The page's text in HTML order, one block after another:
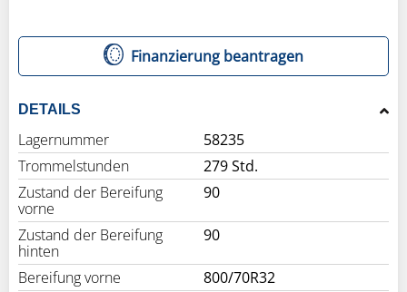
Finanzierung beantragen
DETAILS
Lagernummer
58235
Trommelstunden
279 Std.
Zustand der Bereifung
vorne
90
Zustand der Bereifung
hinten
90
Bereifung vorne
800/70R32